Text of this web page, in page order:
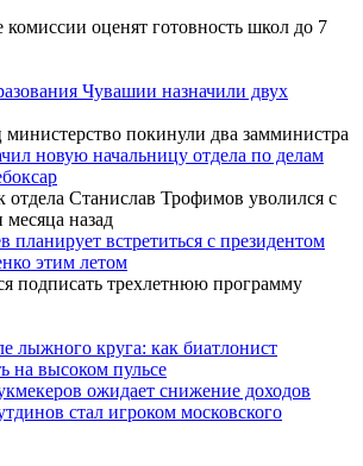
оценят готовность школ до 7
Чувашии назначили двух
министерство покинули два замминистра
новую начальницу отдела по делам
Станислав Трофимов уволился с
назад
планирует встретиться с президентом
этим летом
подписать трехлетнюю программу
лыжного круга: как биатлонист
на высоком пульсе
ожидает снижение доходов
стал игроком московского